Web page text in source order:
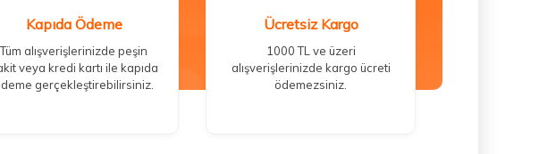
Kapıda Ödeme
Tüm alışverişlerinizde peşin
veya kredi kartı ile kapıda
gerçekleştirebilirsiniz.
Ücretsiz Kargo
1000 TL ve üzeri
alışverişlerinizde kargo ücreti
ödemezsiniz.